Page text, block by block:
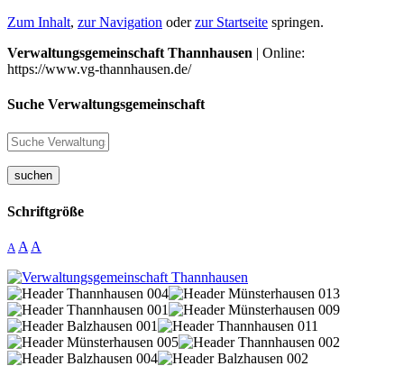
Zum Inhalt, zur Navigation oderzur Startseite springen.
Verwaltungsgemeinschaft Thannhausen | Online:
https://www.vg-thannhausen.de/
Suche Verwaltungsgemeinschaft
suchen
Schriftgröße
A A A